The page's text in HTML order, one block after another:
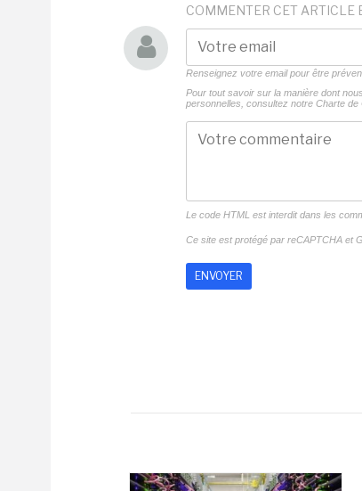
COMMENTER CET ARTICLE
Renseignez votre email pour être
Pour tout savoir sur la manière dont
personnelles, consultez notre Charte de
Le code HTML est interdit dans les
Ce site est protégé par reCAPTCHA et